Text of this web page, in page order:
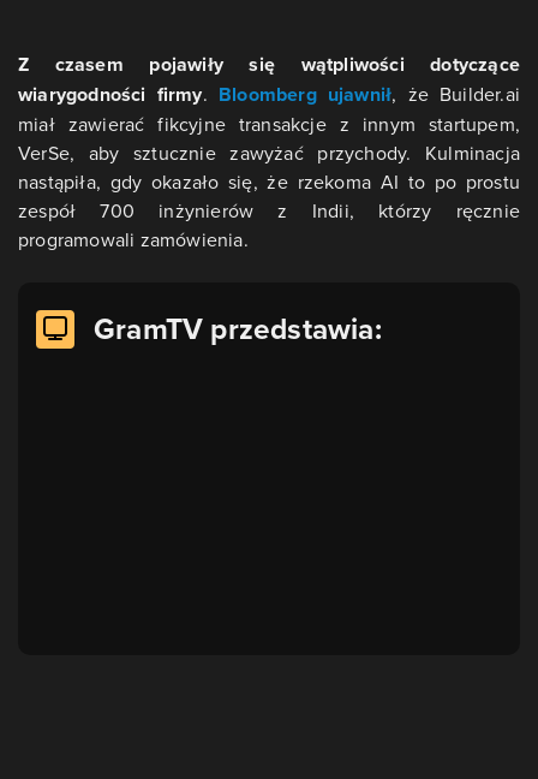
Z czasem pojawiły się wątpliwości dotyczące
wiarygodności firmy. Bloomberg ujawnił, że Builder.ai
miał zawierać fikcyjne transakcje z innym startupem,
VerSe, aby sztucznie zawyżać przychody. Kulminacja
nastąpiła, gdy okazało się, że rzekoma AI to po prostu
zespół 700 inżynierów z Indii, którzy ręcznie
programowali zamówienia.
GramTV przedstawia: